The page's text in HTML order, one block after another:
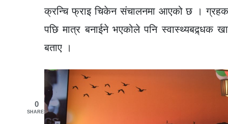
क्रन्चि फ्राइ चिकेन संचालनमा आएको छ ।
पछि मात्र बनाईने भएकोले पनि स्वास्थ्यबद्र्धक
बताए ।
0
SHARES